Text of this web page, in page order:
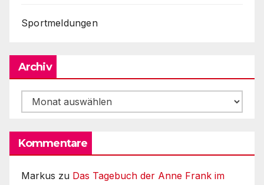
Sportmeldungen
Archiv
Archiv
Kommentare
Markus zu Das Tagebuch der Anne Frank im